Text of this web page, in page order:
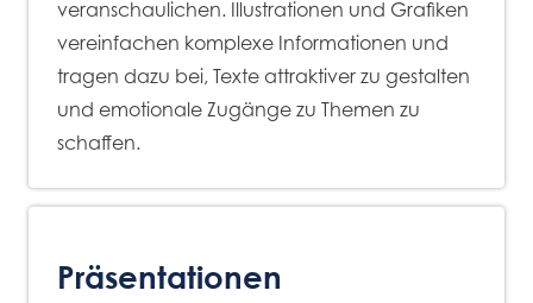
veranschaulichen. Illustrationen und Grafiken
vereinfachen komplexe Informationen und
tragen dazu bei, Texte attraktiver zu gestalten
und emotionale Zugänge zu Themen zu
schaffen.
Präsentationen